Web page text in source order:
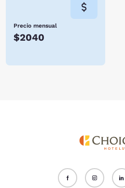
Precio mensual
$2040